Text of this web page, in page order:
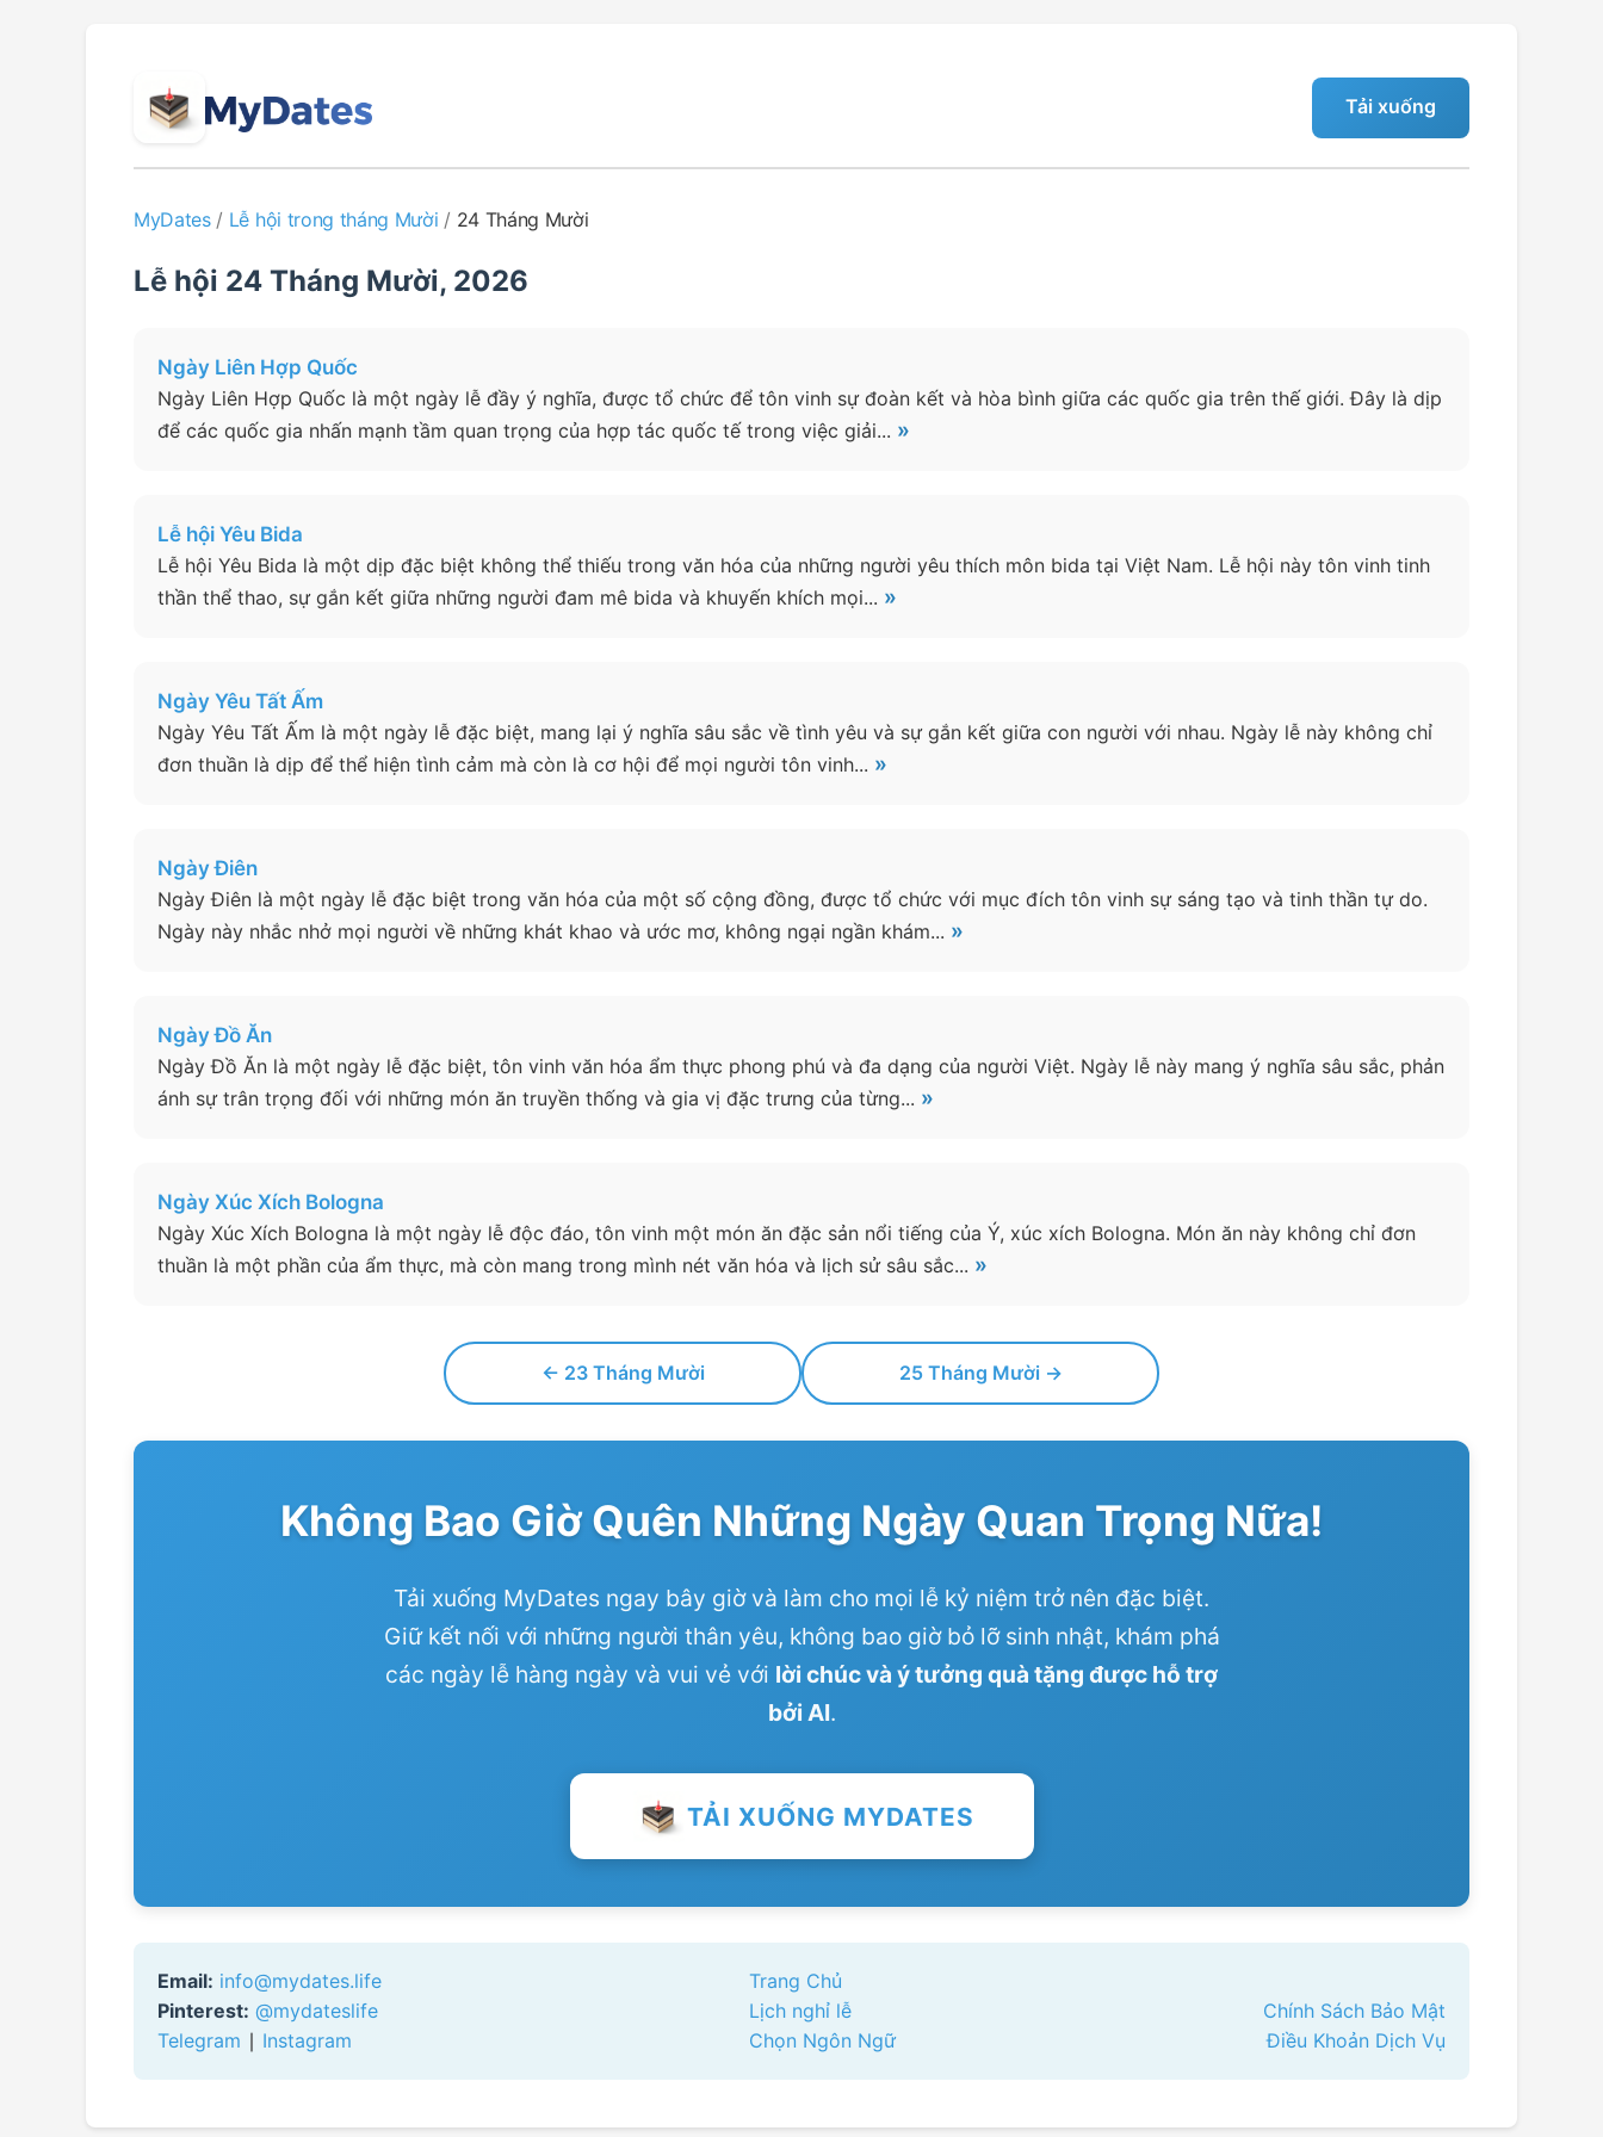
Tải xuống
MyDates/ Lễ hội trong tháng Mười / 24 Tháng Mười
Lễ hội 24 Tháng Mười, 2026
Ngày Liên Hợp Quốc
Ngày Liên Hợp Quốc là một ngày lễ đầy ý nghĩa, được tổ chức để tôn vinh sự đoàn kết và hòa bình giữa các quốc gia trên thế giới. Đây là dịp
để các quốc gia nhấn mạnh tầm quan trọng của hợp tác quốc tế trong việc giải... »
Lễ hội Yêu Bida
Lễ hội Yêu Bida là một dịp đặc biệt không thể thiếu trong văn hóa của những người yêu thích môn bida tại Việt Nam. Lễ hội này tôn vinh tinh
thần thể thao, sự gắn kết giữa những người đam mê bida và khuyến khích mọi... »
Ngày Yêu Tất Ấm
Ngày Yêu Tất Ấm là một ngày lễ đặc biệt, mang lại ý nghĩa sâu sắc về tình yêu và sự gắn kết giữa con người với nhau. Ngày lễ này không chỉ
đơn thuần là dịp để thể hiện tình cảm mà còn là cơ hội để mọi người tôn vinh... »
Ngày Điên
Ngày Điên là một ngày lễ đặc biệt trong văn hóa của một số cộng đồng, được tổ chức với mục đích tôn vinh sự sáng tạo và tinh thần tự do.
Ngày này nhắc nhở mọi người về những khát khao và ước mơ, không ngại ngần khám... »
Ngày Đồ Ăn
Ngày Đồ Ăn là một ngày lễ đặc biệt, tôn vinh văn hóa ẩm thực phong phú và đa dạng của người Việt. Ngày lễ này mang ý nghĩa sâu sắc, phản
ánh sự trân trọng đối với những món ăn truyền thống và gia vị đặc trưng của từng... »
Ngày Xúc Xích Bologna
Ngày Xúc Xích Bologna là một ngày lễ độc đáo, tôn vinh một món ăn đặc sản nổi tiếng của Ý, xúc xích Bologna. Món ăn này không chỉ đơn
thuần là một phần của ẩm thực, mà còn mang trong mình nét văn hóa và lịch sử sâu sắc... »
← 23 Tháng Mười 25 Tháng Mười →
Không Bao Giờ Quên Những Ngày Quan Trọng Nữa!
Tải xuống MyDates ngay bây giờ và làm cho mọi lễ kỷ niệm trở nên đặc biệt.
Giữ kết nối với những người thân yêu, không bao giờ bỏ lỡ sinh nhật, khám phá
các ngày lễ hàng ngày và vui vẻ với lời chúc và ý tưởng quà tặng được hỗ trợ
bởi AI.
TẢI XUỐNG MYDATES
Email: info@mydates.life
Pinterest: @mydateslife
Telegram ∣ Instagram
Trang Chủ
Lịch nghỉ lễ
Chọn Ngôn Ngữ
Chính Sách Bảo Mật
Điều Khoản Dịch Vụ